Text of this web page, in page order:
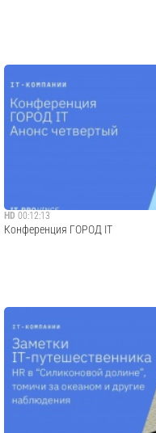
HD 00:12:13
Конференция ГОРОД IT